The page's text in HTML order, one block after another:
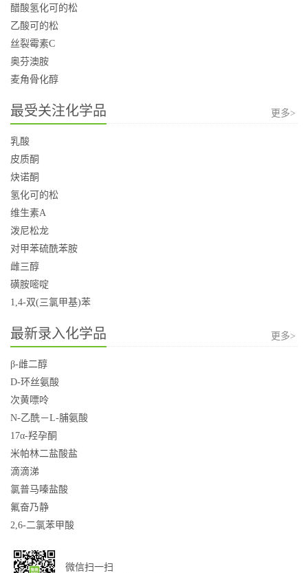
醋酸氢化可的松
乙酸可的松
丝裂霉素C
奥芬澳胺
麦角骨化醇
最受关注化学品 更多>
乳酸
皮质酮
炔诺酮
氢化可的松
维生素A
泼尼松龙
对甲苯硫酰苯胺
雌三醇
磺胺嘧啶
1,4-双(三氯甲基)苯
最新录入化学品 更多>
β-雌二醇
D-环丝氨酸
次黄嘌呤
N-乙酰－L-脯氨酸
17α-羟孕酮
米帕林二盐酸盐
滴滴涕
氯普马嗪盐酸
氟奋乃静
2,6-二氯苯甲酸
微信扫一扫